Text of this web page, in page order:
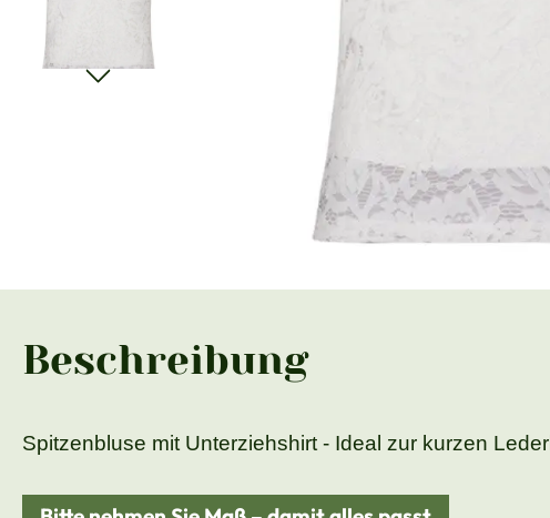
Beschreibung
Spitzenbluse mit Unterziehshirt - Ideal zur kurzen